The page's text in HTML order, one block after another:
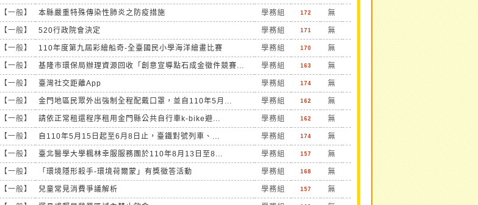
【一般】 本縣嚴重特殊傳染性肺炎之防疫措施 學務組 172 無
【一般】 520行政院會決定 學務組 171 無
【一般】 110年度第九屆彩繪船奇-全臺國民小學海洋繪畫比賽 學務組 170 無
【一般】 基隆市環保局辦理資源回收「創意宣導點石成金徵件競賽... 學務組 163 無
【一般】 臺灣社交距離App 學務組 174 無
【一般】 金門地區民眾外出強制全程配戴口罩，並自110年5月... 學務組 162 無
【一般】 請依正常租還程序租用金門縣公共自行車k-bike避... 學務組 162 無
【一般】 自110年5月15日起至6月8日止，臺鐵對號列車、... 學務組 174 無
【一般】 臺北醫學大學楓林幸服服務團於110年8月13日至8... 學務組 157 無
【一般】 「環境隱形殺手-環境荷爾蒙」有獎徵答活動 學務組 168 無
【一般】 兒童常見消費爭議解析 學務組 157 無